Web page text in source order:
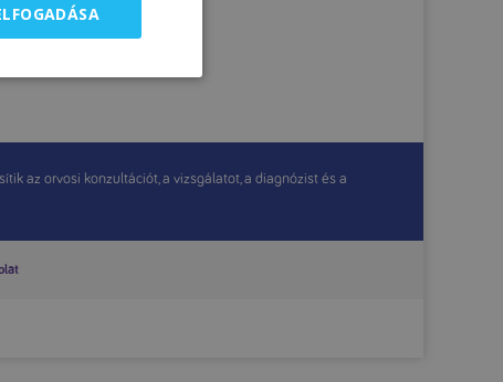
az orvosi konzultációt, a vizsgálatot, a diagnózist és a